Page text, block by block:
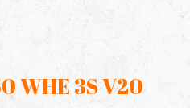
WHE 3S V20